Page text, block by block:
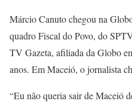
Márcio Canuto chegou na
quadro Fiscal do Povo, do
TV Gazeta, afiliada da Globo
anos. Em Maceió, o jornalista
“Eu não queria sair de Maceió